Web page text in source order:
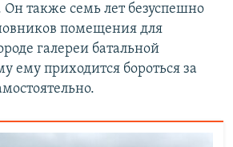
также семь лет безуспешно
помещения для
галереи батальной
ему приходится бороться за